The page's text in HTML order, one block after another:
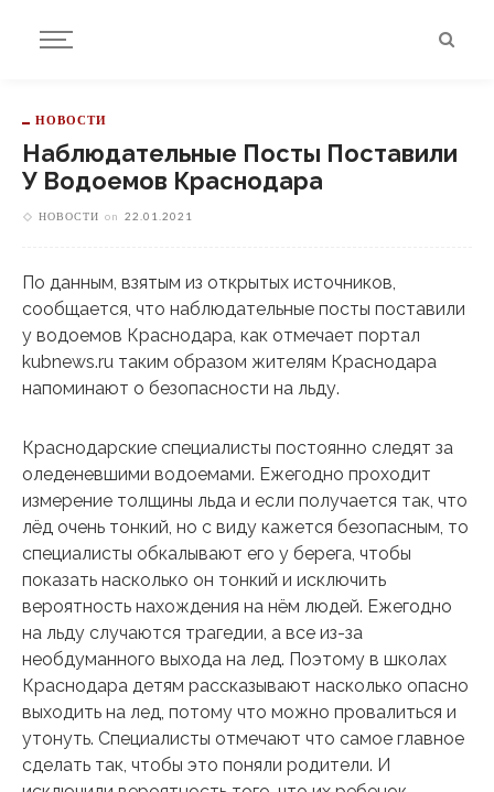
НОВОСТИ
Наблюдательные Посты Поставили
У Водоемов Краснодара
НОВОСТИ on 22.01.2021
По данным, взятым из открытых источников,
сообщается, что наблюдательные посты поставили
у водоемов Краснодара, как отмечает портал
kubnews.ru таким образом жителям Краснодара
напоминают о безопасности на льду.
Краснодарские специалисты постоянно следят за
оледеневшими водоемами. Ежегодно проходит
измерение толщины льда и если получается так, что
лёд очень тонкий, но с виду кажется безопасным, то
специалисты обкалывают его у берега, чтобы
показать насколько он тонкий и исключить
вероятность нахождения на нём людей. Ежегодно
на льду случаются трагедии, а все из-за
необдуманного выхода на лед. Поэтому в школах
Краснодара детям рассказывают насколько опасно
выходить на лед, потому что можно провалиться и
утонуть. Специалисты отмечают что самое главное
сделать так, чтобы это поняли родители. И